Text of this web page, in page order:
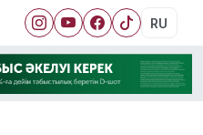
RU